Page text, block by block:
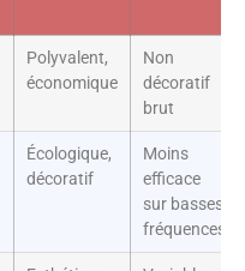
Polyvalent,
économique
Non
décoratif
brut
Écologique,
décoratif
Moins
efficace
sur basses
fréquences